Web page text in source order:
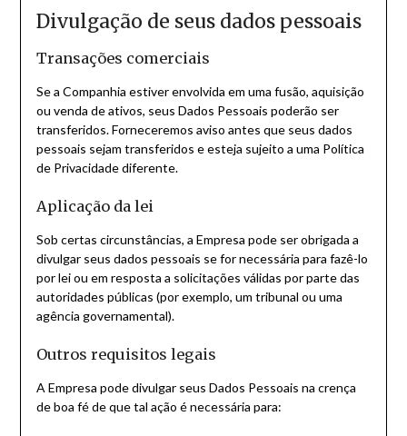
Divulgação de seus dados pessoais
Transações comerciais
Se a Companhia estiver envolvida em uma fusão, aquisição
ou venda de ativos, seus Dados Pessoais poderão ser
transferidos. Forneceremos aviso antes que seus dados
pessoais sejam transferidos e esteja sujeito a uma Política
de Privacidade diferente.
Aplicação da lei
Sob certas circunstâncias, a Empresa pode ser obrigada a
divulgar seus dados pessoais se for necessária para fazê-lo
por lei ou em resposta a solicitações válidas por parte das
autoridades públicas (por exemplo, um tribunal ou uma
agência governamental).
Outros requisitos legais
A Empresa pode divulgar seus Dados Pessoais na crença
de boa fé de que tal ação é necessária para: